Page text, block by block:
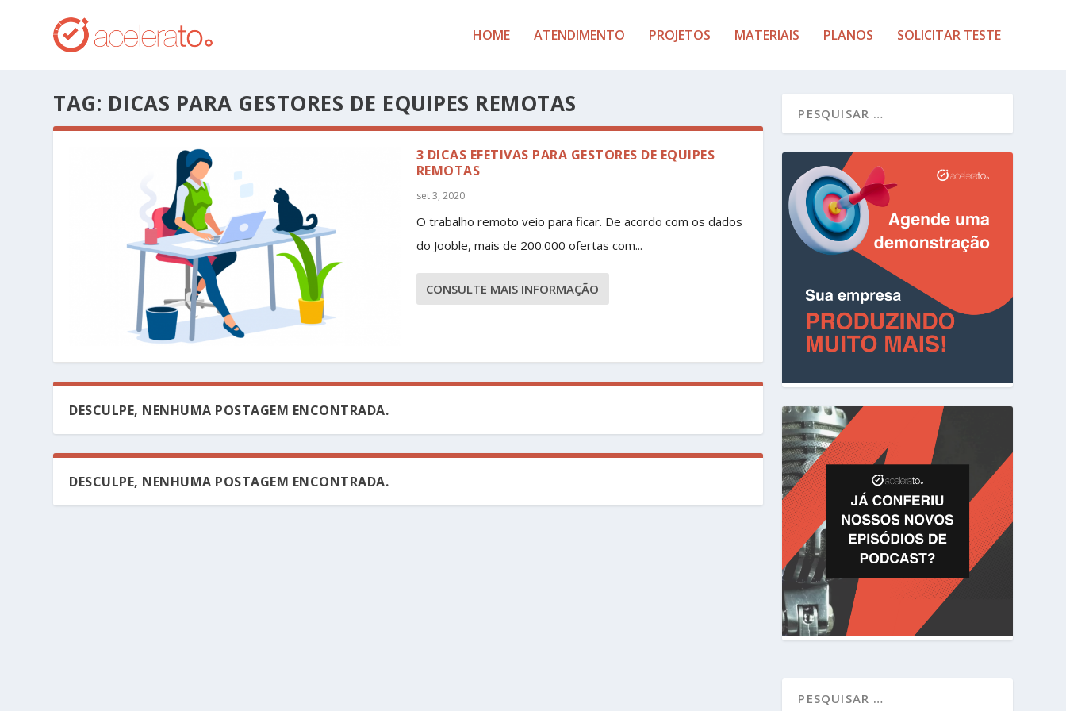
HOME ATENDIMENTO PROJETOS MATERIAIS PLANOS SOLICITAR TESTE
TAG: DICAS PARA GESTORES DE EQUIPES REMOTAS
3 DICAS EFETIVAS PARA GESTORES DE EQUIPES
REMOTAS
set 3, 2020
O trabalho remoto veio para ficar. De acordo com os dados
do Jooble, mais de 200.000 ofertas com...
CONSULTE MAIS INFORMAÇÃO
DESCULPE, NENHUMA POSTAGEM ENCONTRADA.
DESCULPE, NENHUMA POSTAGEM ENCONTRADA.